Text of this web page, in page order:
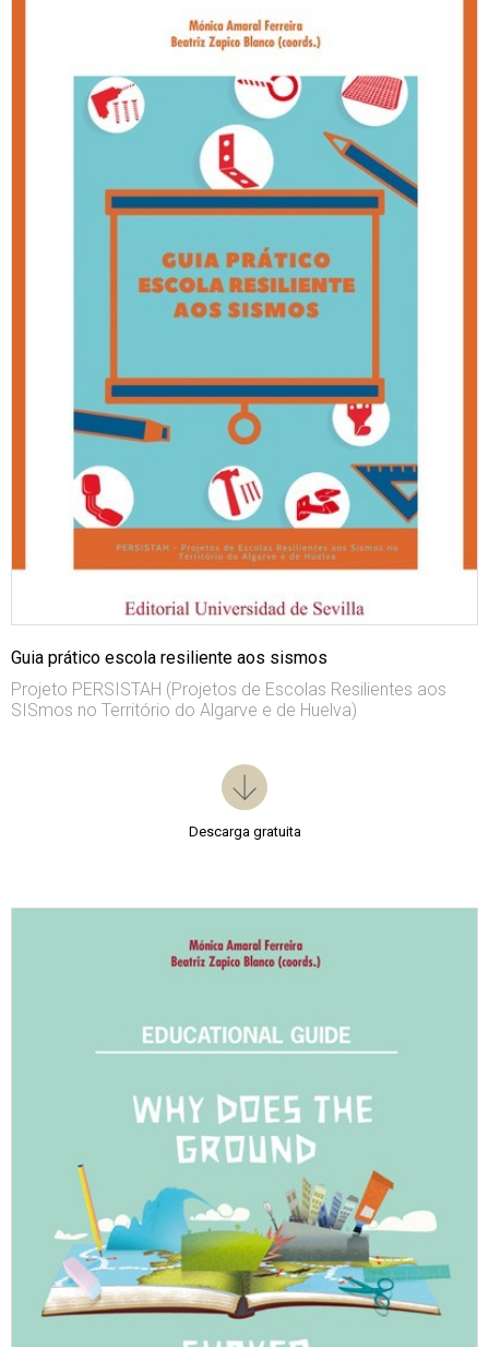
Guia prático escola resiliente aos sismos
Projeto PERSISTAH (Projetos de Escolas Resilientes aos
SISmos no Território do Algarve e de Huelva)
Descarga gratuita